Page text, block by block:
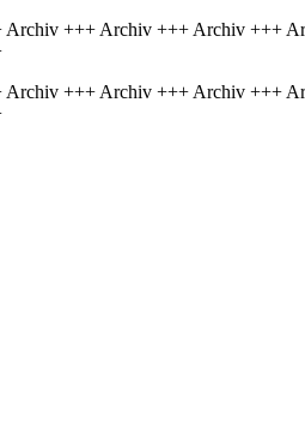
+++ Archiv +++ Archiv +++
+++ Archiv +++ Archiv +++